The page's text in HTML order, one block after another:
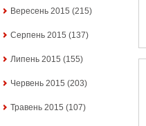
Вересень 2015 (215)
Серпень 2015 (137)
Липень 2015 (155)
Червень 2015 (203)
Травень 2015 (107)